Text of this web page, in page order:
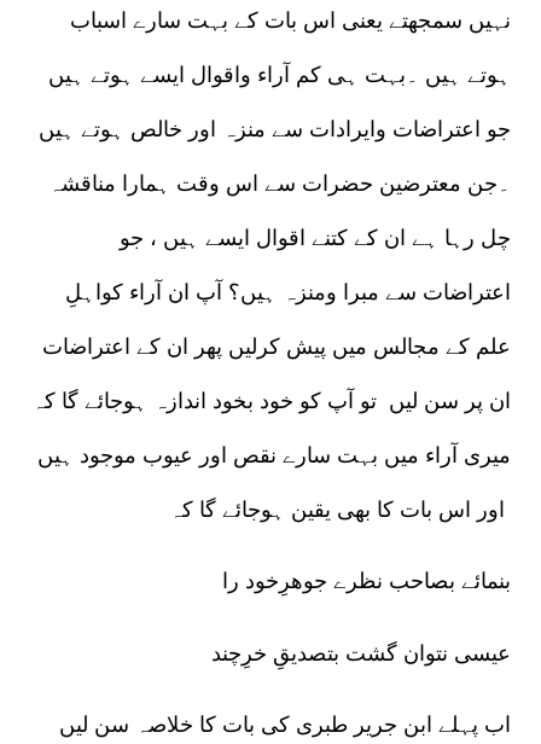
نہیں سمجھتے یعنی اس بات کے بہت سارے اسباب
ہوتے ہیں ۔بہت ہی کم آراء واقوال ایسے ہوتے ہیں
جو اعتراضات وایرادات سے منزہ اور خالص ہوتے ہیں
۔جن معترضین حضرات سے اس وقت ہمارا مناقشہ
چل رہا ہے ان کے کتنے اقوال ایسے ہیں ، جو
اعتراضات سے مبرا ومنزہ ہیں؟ آپ ان آراء کواہلِ
علم کے مجالس میں پیش کرلیں پھر ان کے اعتراضات
ان پر سن لیں تو آپ کو خود بخود اندازہ ہوجائے گا کہ
میری آراء میں بہت سارے نقص اور عیوب موجود ہیں
اور اس بات کا بھی یقین ہوجائے گا کہ
بنمائے بصاحب نظرے جوھرِخود را
عیسی نتوان گشت بتصدیقِ خرِچند
اب پہلے ابن جریر طبری کی بات کا خلاصہ سن لیں